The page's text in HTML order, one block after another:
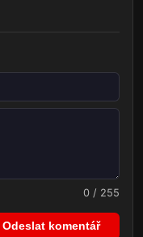
0 / 255
Odeslat komentář